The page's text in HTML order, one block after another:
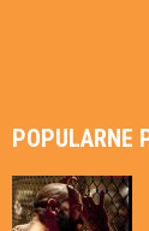
POPULARNE